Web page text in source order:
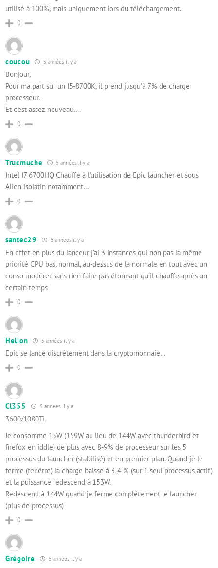
utilisé à 100%, mais uniquement lors du téléchargement.
0
coucou 5 années il y a
Bonjour,
Pour ma part sur un I5-8700K, il prend jusqu’à 7% de charge
processeur.
Et c’est assez nouveau….
0
Trucmuche 5 années il y a
Intel I7 6700HQ Chauffe à l’utilisation de Epic launcher et sous
Alien isolatin notamment…
0
santec29 5 années il y a
En effet en plus du lanceur j’ai 3 instances qui non pas la même
priorité CPU bas, normal, au-dessus de la normale en tout avec un
conso modérer sans rien faire pas étonnant qu’il chauffe après un
certain temps
0
Helion 5 années il y a
Epic se lance discrètement dans la cryptomonnaie…
0
Cl355 5 années il y a
3600/1080Ti.
Je consomme 15W (159W au lieu de 144W avec thunderbird et
firefox en iddle) de plus avec 8-9% de processeur sur les 5
processus du launcher (stabilisé) et en premier plan. Quand je le
ferme (fenêtre) la charge baisse à 3-4 % (sur 1 seul processus actif)
et la puissance redescend à 153W.
Redescend à 144W quand je ferme complétement le launcher
(plus de processus)
0
Grégoire 5 années il y a